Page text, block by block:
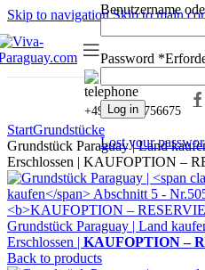
Skip to navigationSkip to main
NEU:Grundstücke ab 400 m²
Benutzername
Password *
Log in
Lost your
+49(0)3681756675
StartGrundstücke
Grundstück Paraguay | Land
Erschlossen | KAUFOPTION –
Grundstück Paraguay | Land
Erschlossen | KAUFOPTION –
Back to products